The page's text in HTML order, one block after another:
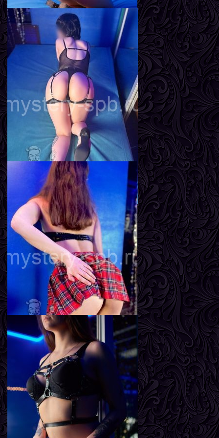
Адель
165 см
58 кг
3-й
Линда
Возраст
23
Рост
167 см
57 кг
2-й
Возраст18
169 см
Вес
52 кг
2-й